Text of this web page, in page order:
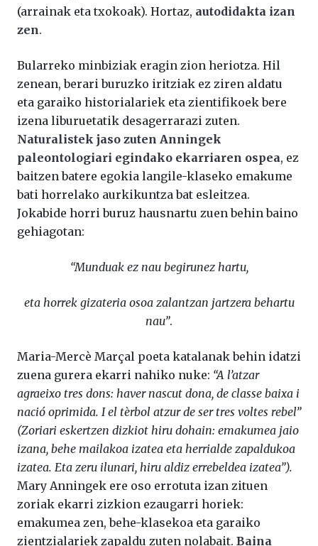
(arrainak eta txokoak). Hortaz, autodidakta izan
zen.
Bularreko minbiziak eragin zion heriotza. Hil
zenean, berari buruzko iritziak ez ziren aldatu
eta garaiko historialariek eta zientifikoek bere
izena liburuetatik desagerrarazi zuten.
Naturalistek jaso zuten Anningek
paleontologiari egindako ekarriaren ospea, ez
baitzen batere egokia langile-klaseko emakume
bati horrelako aurkikuntza bat esleitzea.
Jokabide horri buruz hausnartu zuen behin baino
gehiagotan:
“Munduak ez nau begirunez hartu,
eta horrek gizateria osoa zalantzan jartzera behartu
nau”.
Maria-Mercè Marçal poeta katalanak behin idatzi
zuena gurera ekarri nahiko nuke: “A l’atzar
agraeixo tres dons: haver nascut dona, de classe baixa i
nació oprimida. I el tèrbol atzur de ser tres voltes rebel”
(Zoriari eskertzen dizkiot hiru dohain: emakumea jaio
izana, behe mailakoa izatea eta herrialde zapaldukoa
izatea. Eta zeru ilunari, hiru aldiz errebeldea izatea”).
Mary Anningek ere oso errotuta izan zituen
zoriak ekarri zizkion ezaugarri horiek:
emakumea zen, behe-klasekoa eta garaiko
zientzialariek zapaldu zuten nolabait. Baina